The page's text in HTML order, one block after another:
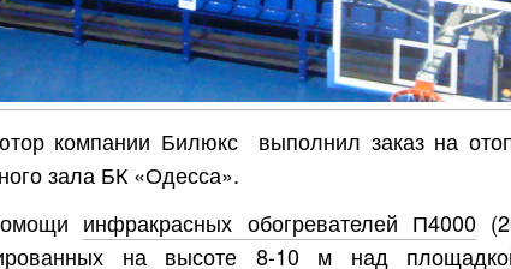
компании Билюкс выполнил заказ на
зала БК «Одесса».
инфракрасных обогревателей П4000
на высоте 8-10 м над